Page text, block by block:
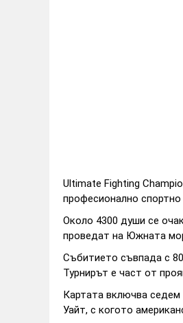
Ultimate Fighting
професионално
Около 4300 души се
проведат на Южната
Събитието съвпада с
Турнирът е част от
Картата включва
Уайт, с когото